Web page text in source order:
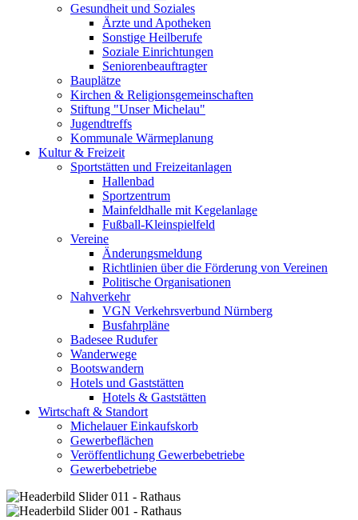
Gesundheit und Soziales
Ärzte und Apotheken
Sonstige Heilberufe
Soziale Einrichtungen
Seniorenbeauftragter
Bauplätze
Kirchen & Religionsgemeinschaften
Stiftung "Unser Michelau"
Jugendtreffs
Kommunale Wärmeplanung
Kultur & Freizeit
Sportstätten und Freizeitanlagen
Hallenbad
Sportzentrum
Mainfeldhalle mit Kegelanlage
Fußball-Kleinspielfeld
Vereine
Änderungsmeldung
Richtlinien über die Förderung von Vereinen
Politische Organisationen
Nahverkehr
VGN Verkehrsverbund Nürnberg
Busfahrpläne
Badesee Rudufer
Wanderwege
Bootswandern
Hotels und Gaststätten
Hotels & Gaststätten
Wirtschaft & Standort
Michelauer Einkaufskorb
Gewerbeflächen
Veröffentlichung Gewerbebetriebe
Gewerbebetriebe